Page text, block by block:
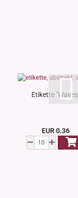
Etikette
EUR 0.36